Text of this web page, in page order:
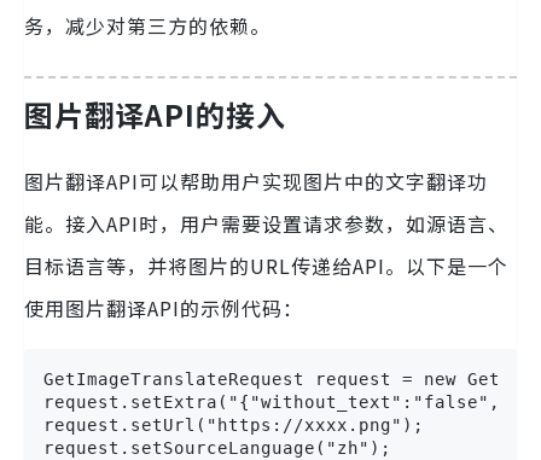
务，减少对第三方的依赖。
图片翻译API的接入
图片翻译API可以帮助用户实现图片中的文字翻译功
能。接入API时，用户需要设置请求参数，如源语言、
目标语言等，并将图片的URL传递给API。以下是一个
使用图片翻译API的示例代码：
GetImageTranslateRequest request = new
request.setUrl("https://xxxx.png");
request.setSourceLanguage("zh");